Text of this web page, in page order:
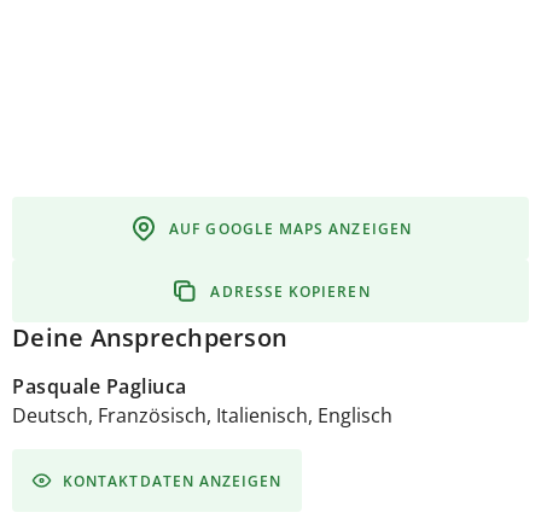
AUF GOOGLE MAPS ANZEIGEN
ADRESSE KOPIEREN
Deine Ansprechperson
Pasquale Pagliuca
Deutsch, Französisch, Italienisch, Englisch
KONTAKTDATEN ANZEIGEN